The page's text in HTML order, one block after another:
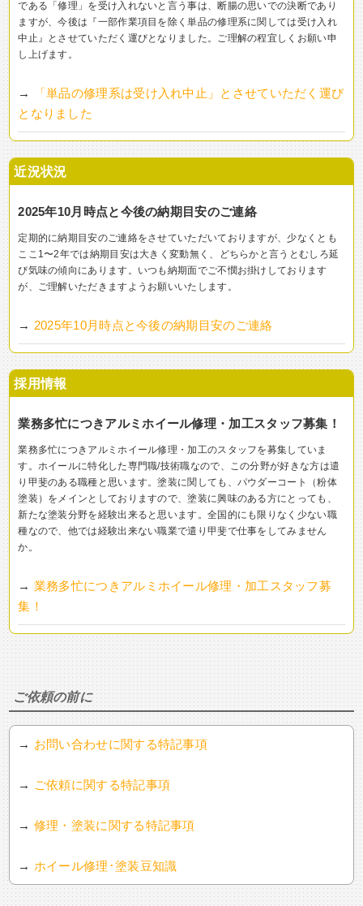
である「修理」を受け入れないと言う事は、断腸の思いでの決断であり
ますが、今後は『一部作業項目を除く単品の修理系に関しては受け入れ
中止』とさせていただく運びとなりました。ご理解の程宜しくお願い申
し上げます。
→
「単品の修理系は受け入れ中止」とさせていただく運び
となりました
近況状況
2025年10月時点と今後の納期目安のご連絡
定期的に納期目安のご連絡をさせていただいておりますが、少なくとも
ここ1〜2年では納期目安は大きく変動無く、どちらかと言うとむしろ延
び気味の傾向にあります。いつも納期面でご不憫お掛けしております
が、ご理解いただきますようお願いいたします。
→ 2025年10月時点と今後の納期目安のご連絡
採用情報
業務多忙につきアルミホイール修理・加工スタッフ募集！
業務多忙につきアルミホイール修理・加工のスタッフを募集していま
す。ホイールに特化した専門職/技術職なので、この分野が好きな方は遣
り甲斐のある職種と思います。塗装に関しても、パウダーコート（粉体
塗装）をメインとしておりますので、塗装に興味のある方にとっても、
新たな塗装分野を経験出来ると思います。全国的にも限りなく少ない職
種なので、他では経験出来ない職業で遣り甲斐で仕事をしてみません
か。
→ 業務多忙につきアルミホイール修理・加工スタッフ募
集！
ご依頼の前に
→ お問い合わせに関する特記事項
→ ご依頼に関する特記事項
→ 修理・塗装に関する特記事項
→ ホイール修理･塗装豆知識